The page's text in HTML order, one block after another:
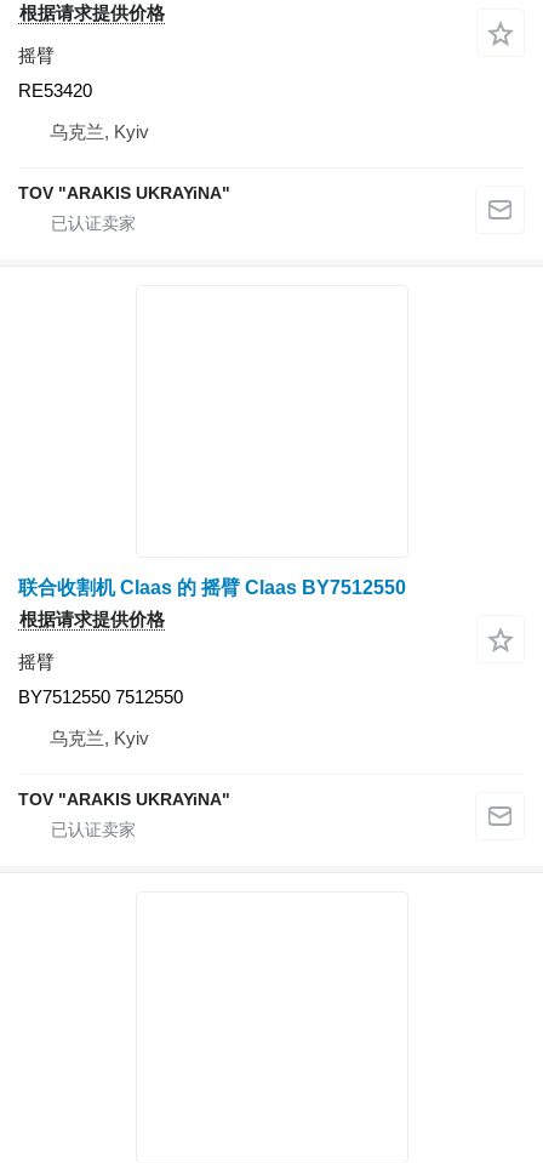
根据请求提供价格
摇臂
RE53420
乌克兰, Kyiv
TOV "ARAKIS UKRAYiNA"
联合收割机 Claas 的 摇臂 Claas BY7512550
根据请求提供价格
摇臂
BY7512550 7512550
乌克兰, Kyiv
TOV "ARAKIS UKRAYiNA"